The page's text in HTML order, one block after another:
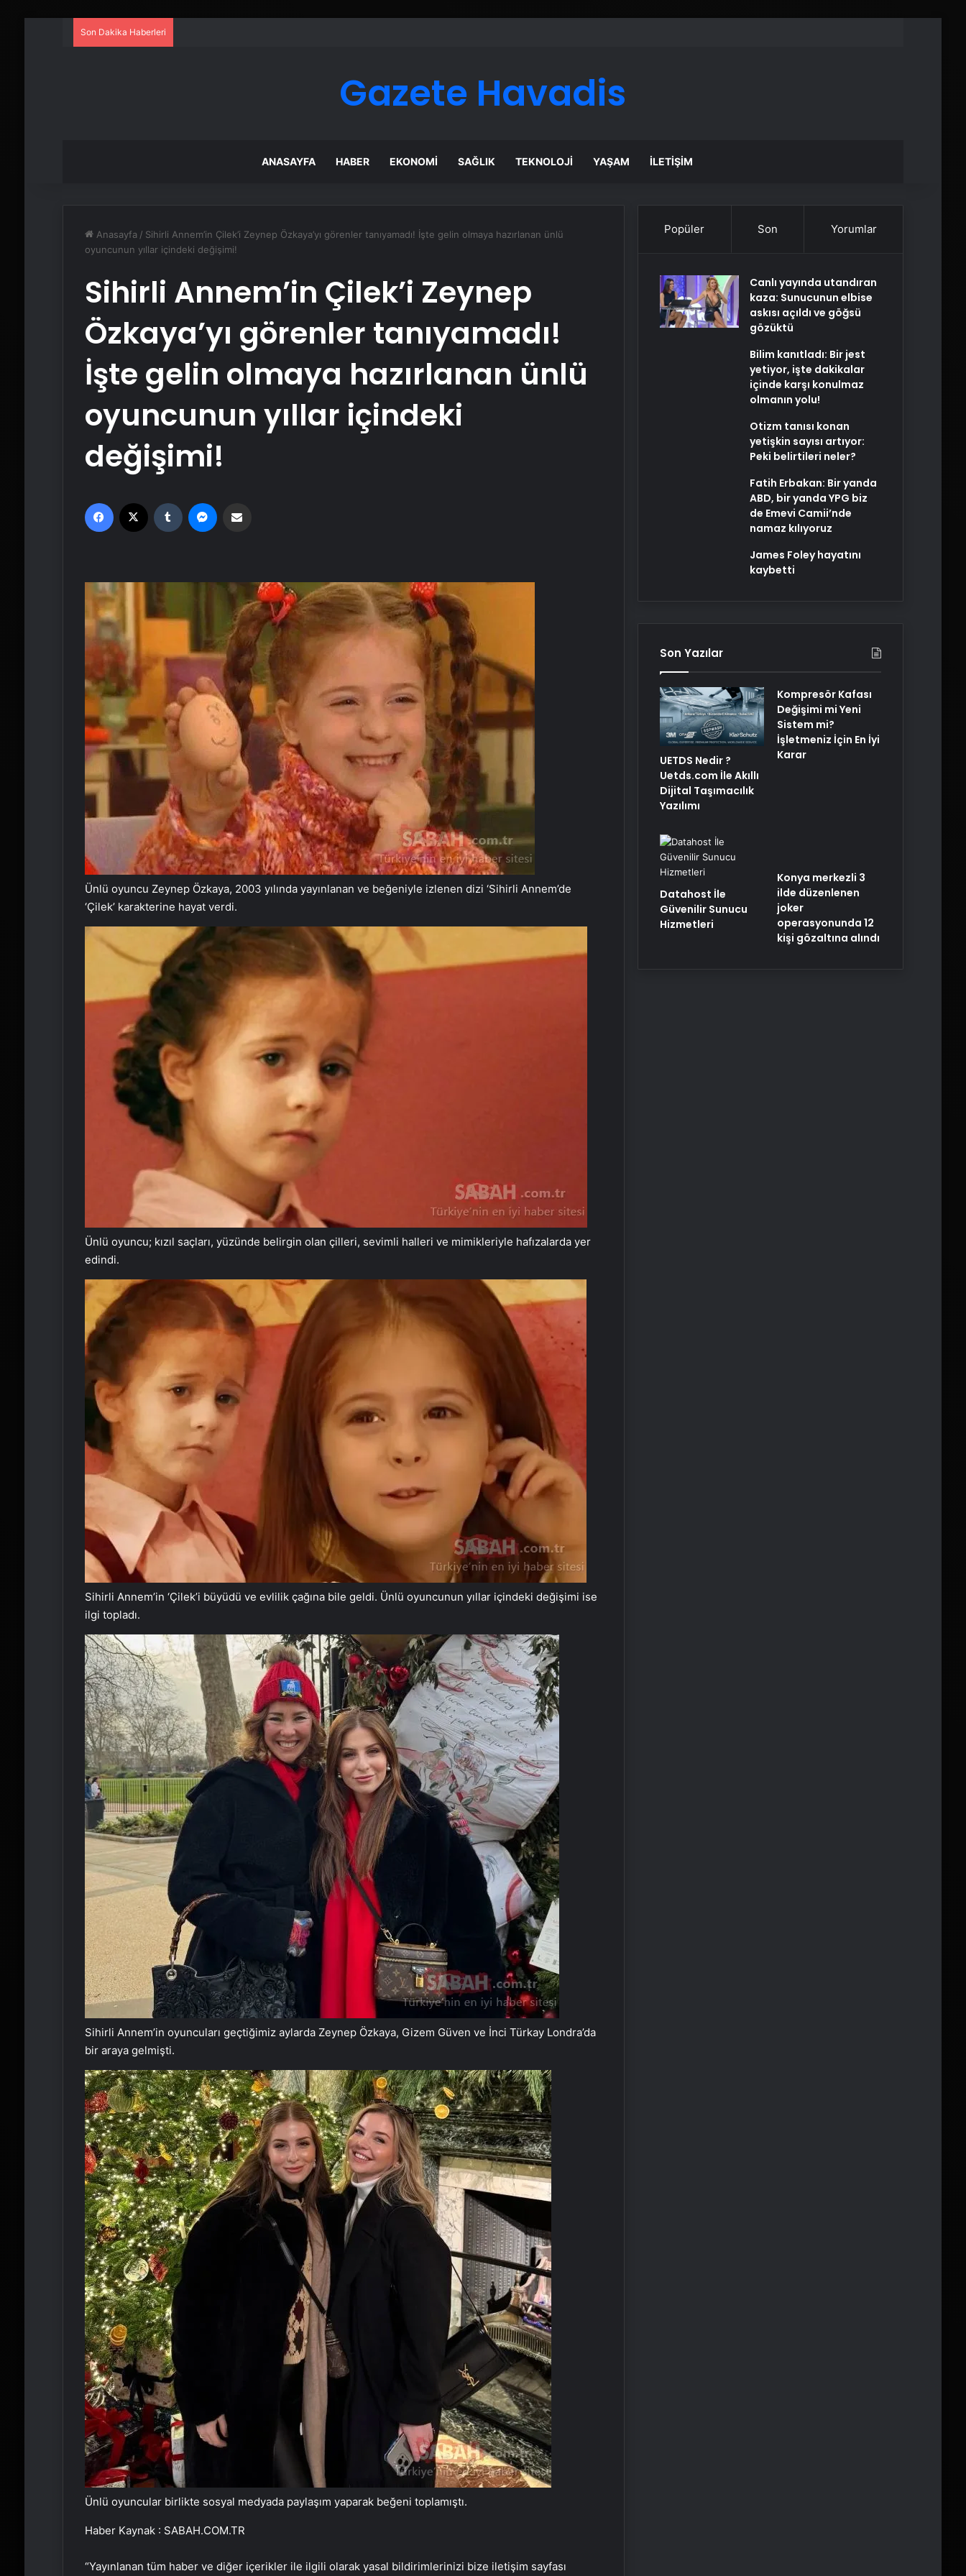
Son Dakika Haberleri
Gazete Havadis
ANASAYFA HABER EKONOMI SAĞLIK TEKNOLOJI YAŞAM İLETIŞIM
Anasayfa / Sihirli Annem’in Çilek’i Zeynep Özkaya’yı görenler tanıyamadı! İşte gelin olmaya hazırlanan ünlü
oyuncunun yıllar içindeki değişimi!
Sihirli Annem’in Çilek’i Zeynep
Özkaya’yı görenler tanıyamadı!
İşte gelin olmaya hazırlanan ünlü
oyuncunun yıllar içindeki
değişimi!
Facebook Tumblr
Ünlü oyuncu Zeynep Özkaya, 2003 yılında yayınlanan ve beğeniyle izlenen dizi ‘Sihirli Annem’de
‘Çilek’ karakterine hayat verdi.
Ünlü oyuncu; kızıl saçları, yüzünde belirgin olan çilleri, sevimli halleri ve mimikleriyle hafızalarda yer
edindi.
Sihirli Annem’in ‘Çilek’i büyüdü ve evlilik çağına bile geldi. Ünlü oyuncunun yıllar içindeki değişimi ise
ilgi topladı.
Sihirli Annem’in oyuncuları geçtiğimiz aylarda Zeynep Özkaya, Gizem Güven ve İnci Türkay Londra’da
bir araya gelmişti.
Ünlü oyuncular birlikte sosyal medyada paylaşım yaparak beğeni toplamıştı.
Haber Kaynak : SABAH.COM.TR
“Yayınlanan tüm haber ve diğer içerikler ile ilgili olarak yasal bildirimlerinizi bize iletişim sayfası
Popüler Son Yorumlar
Canlı yayında utandıran
kaza: Sunucunun elbise
askısı açıldı ve göğsü
gözüktü
Bilim kanıtladı: Bir jest
yetiyor, işte dakikalar
içinde karşı konulmaz
olmanın yolu!
Otizm tanısı konan
yetişkin sayısı artıyor:
Peki belirtileri neler?
Fatih Erbakan: Bir yanda
ABD, bir yanda YPG biz
de Emevi Camii’nde
namaz kılıyoruz
James Foley hayatını
kaybetti
Son Yazılar
UETDS Nedir ?
Uetds.com İle Akıllı
Dijital Taşımacılık
Yazılımı
Kompresör Kafası
Değişimi mi Yeni
Sistem mi?
İşletmeniz İçin En İyi
Karar
Datahost İle
Güvenilir Sunucu
Hizmetleri
Konya merkezli 3
ilde düzenlenen
joker
operasyonunda 12
kişi gözaltına alındı